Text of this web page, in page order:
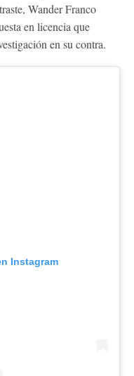
Wander Franco
en licencia que
en su contra.
Instagram